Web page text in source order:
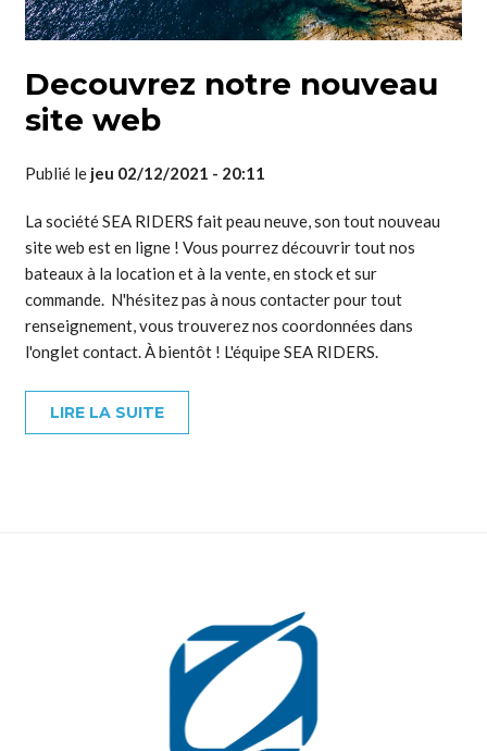
Decouvrez notre nouveau
site web
Publié le jeu 02/12/2021 - 20:11
La société SEA RIDERS fait peau neuve, son tout nouveau
site web est en ligne ! Vous pourrez découvrir tout nos
bateaux à la location et à la vente, en stock et sur
commande. N'hésitez pas à nous contacter pour tout
renseignement, vous trouverez nos coordonnées dans
l'onglet contact. À bientôt ! L'équipe SEA RIDERS.
LIRE LA SUITE